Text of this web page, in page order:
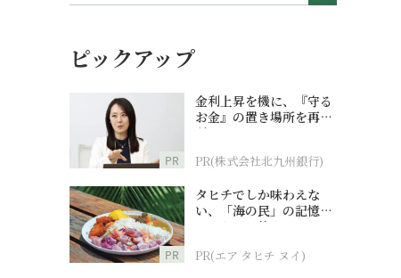
ピックアップ
PR
金利上昇を機に、『守る
お金』の置き場所を再検
討
PR(株式会社北九州銀行)
PR
タヒチでしか味わえな
い、「海の民」の記憶へ
とつながる旅
PR(エア タヒチ ヌイ)